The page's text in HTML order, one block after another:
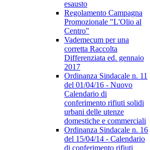
esausto
Regolamento Campagna
Promozionale "L'Olio al
Centro"
Vademecum per una
corretta Raccolta
Differenziata ed. gennaio
2017
Ordinanza Sindacale n. 11
del 01/04/16 - Nuovo
Calendario di
conferimento rifiuti solidi
urbani delle utenze
domestiche e commerciali
Ordinanza Sindacale n. 16
del 15/04/14 - Calendario
di conferimento rifiuti